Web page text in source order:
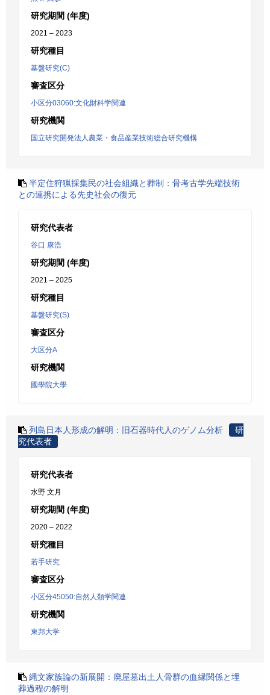
研究期間 (年度)
2021 – 2023
研究種目
基盤研究(C)
審査区分
小区分03060:文化財科学関連
研究機関
国立研究開発法人農業・食品産業技術総合研究機構
半定住狩猟採集民の社会組織と葬制：骨考古学先端技術
との連携による先史社会の復元
研究代表者
谷口 康浩
研究期間 (年度)
2021 – 2025
研究種目
基盤研究(S)
審査区分
大区分A
研究機関
國學院大學
列島日本人形成の解明：旧石器時代人のゲノム分析
研
究代表者
研究代表者
水野 文月
研究期間 (年度)
2020 – 2022
研究種目
若手研究
審査区分
小区分45050:自然人類学関連
研究機関
東邦大学
縄文家族論の新展開：廃屋墓出土人骨群の血縁関係と埋
葬過程の解明